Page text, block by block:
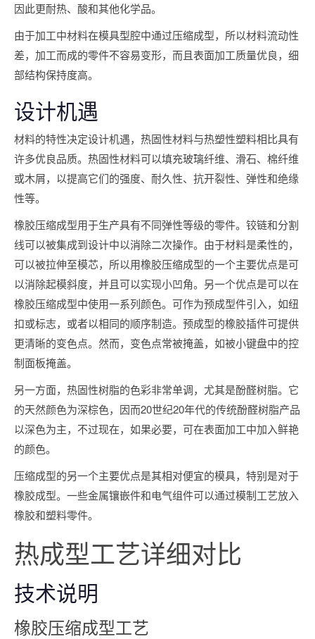
因此更耐热、酸和其他化学品。
由于加工中材料在模具型腔中通过压缩成型，所以材料流动性
差，加工而成的零件不容易变形，而且表面加工质量优良，细
部结构保持度高。
设计机遇
材料的特性决定设计机遇，热固性材料与热塑性塑料相比具有
许多优良品质。热固性材料可以填充玻璃纤维、滑石、棉纤维
或木屑，以提高它们的强度、耐久性、抗开裂性、弹性和绝缘
性等。
橡胶压缩成型用于生产具有不同弹性等级的零件。铰链和分割
线可以被集成到设计中以消除二次操作。由于材料是柔性的，
可以被拉伸至模芯，所以用橡胶压缩成型的一个主要优点是可
以消除起模斜度，并且可以实现小凹角。另一个优点是可以在
橡胶压缩成型中使用一系列颜色。可作为预成型件引入，如纽
扣或标志，或者以相同的顺序制造。预成型的橡胶插件可提供
更清晰的变色点。然而，变色点常被掩盖，如被小键盘中的控
制面板掩盖。
另一方面，热固性树脂的色彩非常单调，尤其是酚醛树脂。它
的天然颜色为深棕色，因而20世纪20年代的传统酚醛树脂产品
以深色为主，不过现在，如果必要，可在表面加工中加入鲜艳
的颜色。
压缩成型的另一个主要优点是其相对便宜的模具，特别是对于
橡胶成型。一些金属镶嵌件和电气组件可以通过模制工艺放入
橡胶和塑料零件。
热成型工艺详细对比
技术说明
橡胶压缩成型工艺